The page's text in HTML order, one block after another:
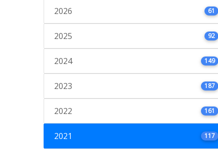
2026 61
2025 92
2024 149
2023 187
2022 161
2021 117